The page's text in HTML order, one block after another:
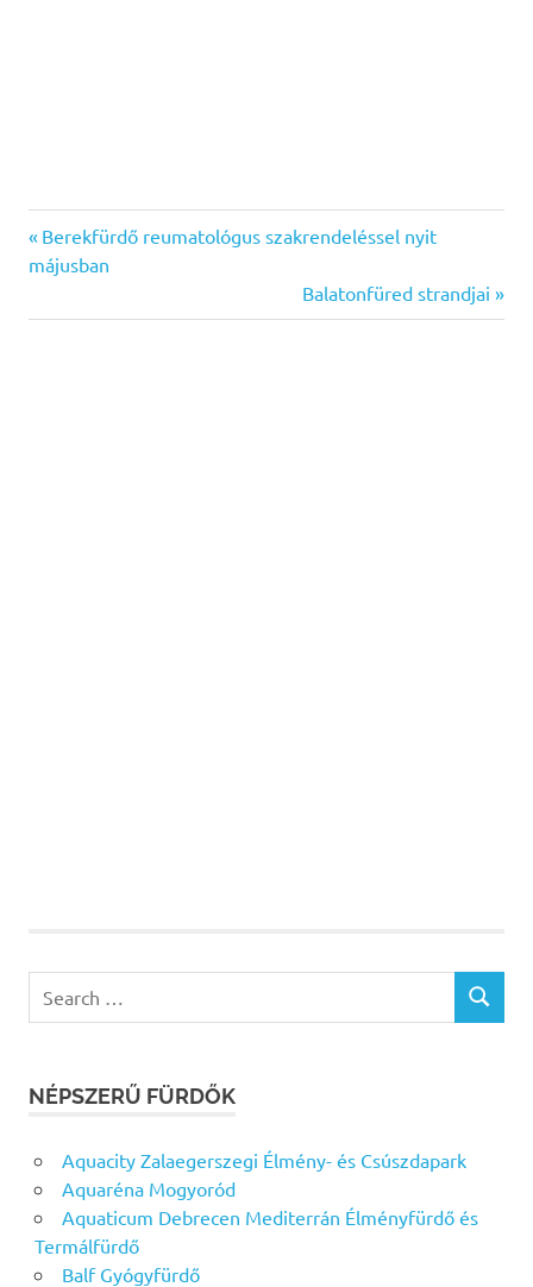
Bejegyzés
Previous
Post:
Berekfürdő reumatológus szakrendeléssel nyit
májusban
Next
Post:
Balatonfüred strandjai
for:
SEARCH
NÉPSZERŰ FÜRDŐK
Aquacity Zalaegerszegi Élmény- és Csúszdapark
Aquaréna Mogyoród
Aquaticum Debrecen Mediterrán Élményfürdő és
Termálfürdő
Balf Gyógyfürdő